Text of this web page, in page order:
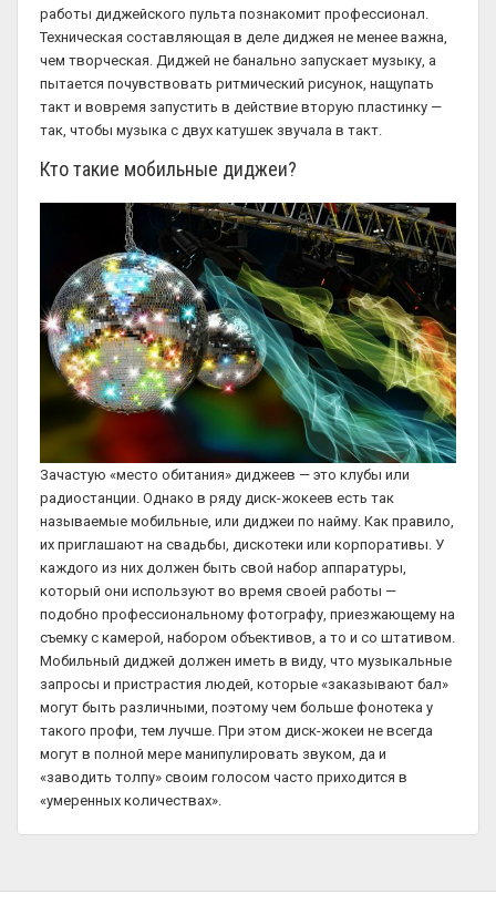
работы диджейского пульта познакомит профессионал.
Техническая составляющая в деле диджея не менее важна,
чем творческая. Диджей не банально запускает музыку, а
пытается почувствовать ритмический рисунок, нащупать
такт и вовремя запустить в действие вторую пластинку —
так, чтобы музыка с двух катушек звучала в такт.
Кто такие мобильные диджеи?
Зачастую «место обитания» диджеев — это клубы или
радиостанции. Однако в ряду диск-жокеев есть так
называемые мобильные, или диджеи по найму. Как правило,
их приглашают на свадьбы, дискотеки или корпоративы. У
каждого из них должен быть свой набор аппаратуры,
который они используют во время своей работы —
подобно профессиональному фотографу, приезжающему на
съемку с камерой, набором объективов, а то и со штативом.
Мобильный диджей должен иметь в виду, что музыкальные
запросы и пристрастия людей, которые «заказывают бал»
могут быть различными, поэтому чем больше фонотека у
такого профи, тем лучше. При этом диск-жокеи не всегда
могут в полной мере манипулировать звуком, да и
«заводить толпу» своим голосом часто приходится в
«умеренных количествах».